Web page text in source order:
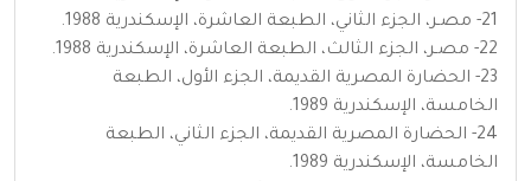
21- مصـر، الجزء الثاني، الطبعة العاشرة، الإسكندرية 1988.
22- مصـر، الجزء الثالث، الطبعة العاشرة، الإسكندرية 1988.
23- الحضارة المصرية القديمة، الجزء الأول، الطبعة
الخامسة، الإسكندرية 1989.
24- الحضارة المصرية القديمة، الجزء الثاني، الطبعة
الخامسة، الإسكندرية 1989.